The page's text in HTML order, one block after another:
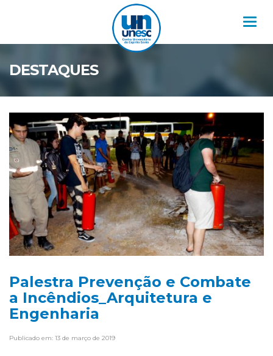
DESTAQUES
Palestra Prevenção e Combate
a Incêndios_Arquitetura e
Engenharia
Publicado em: 13 de março de 2019